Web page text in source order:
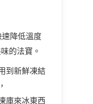
降低溫度
的法寶。
到新鮮凍結
庫來冰東西